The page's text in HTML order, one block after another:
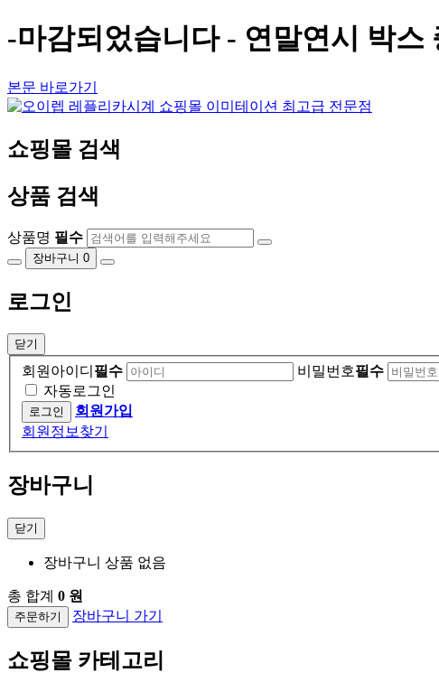
-마감되었습니다 - 연말연시 박
본문 바로가기
쇼핑몰 검색
상품 검색
상품명 필수
장바구니 0
로그인
닫기
회원아이디 필수 비밀번호필수
자동로그인
회원가입
회원정보찾기
장바구니
닫기
장바구니 상품 없음
총 합계 0 원
주문하기 장바구니 가기
쇼핑몰 카테고리